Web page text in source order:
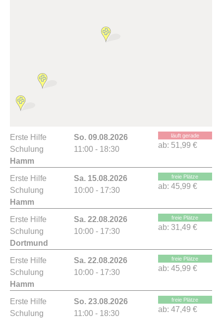
Erste Hilfe
Schulung
Hamm
So. 09.08.2026
11:00 - 18:30
läuft gerade
ab: 51,99 €
Erste Hilfe
Schulung
Hamm
Sa. 15.08.2026
10:00 - 17:30
freie Plätze
ab: 45,99 €
Erste Hilfe
Schulung
Dortmund
Sa. 22.08.2026
10:00 - 17:30
freie Plätze
ab: 31,49 €
Erste Hilfe
Schulung
Hamm
Sa. 22.08.2026
10:00 - 17:30
freie Plätze
ab: 45,99 €
Erste Hilfe
Schulung
So. 23.08.2026
11:00 - 18:30
freie Plätze
ab: 47,49 €